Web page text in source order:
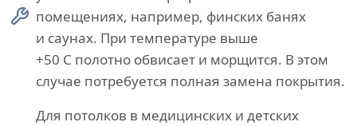
помещениях, например, финских банях
и саунах. При температуре выше
+50 С полотно обвисает и морщится. В этом
случае потребуется полная замена покрытия.
Для потолков в медицинских и детских